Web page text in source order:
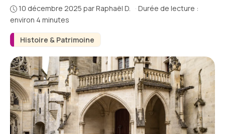
Histoire & Patrimoine
10 décembre 2025 parRaphaël D. · Durée de lecture :
environ 4 minutes